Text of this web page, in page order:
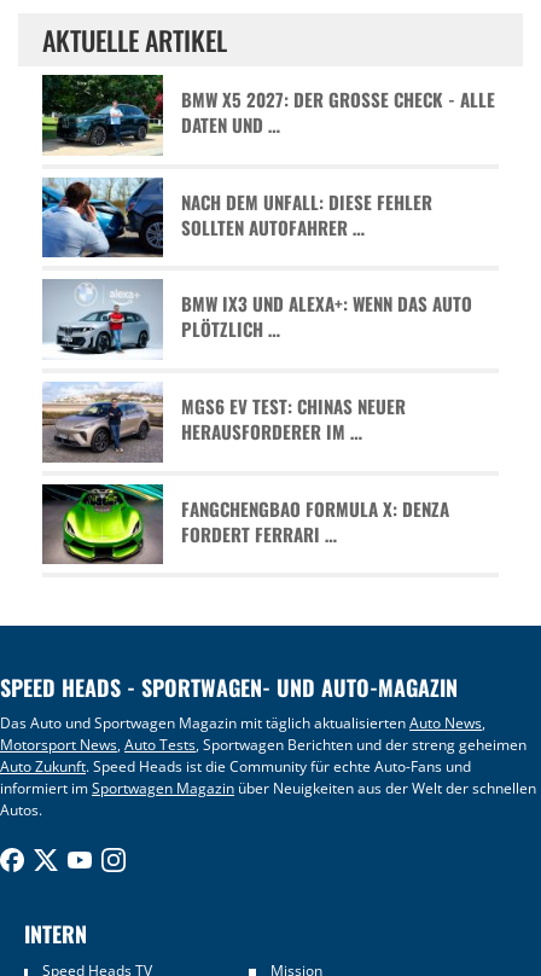
AKTUELLE ARTIKEL
BMW X5 2027: DER GROSSE CHECK - ALLE D
ATEN UND …
NACH DEM UNFALL: DIESE FEHLER
SOLLTEN AUTOFAHRER …
BMW IX3 UND ALEXA+: WENN DAS AUTO
PLÖTZLICH …
MGS6 EV TEST: CHINAS NEUER
HERAUSFORDERER IM …
FANGCHENGBAO FORMULA X: DENZA
FORDERT FERRARI …
SPEED HEADS - SPORTWAGEN- UND AUTO-MAGAZIN
Das Auto und Sportwagen Magazin mit täglich aktualisiertenAuto News,
Motorsport News,Auto Tests, Sportwagen Berichten und der streng geheimen
Auto Zukunft. Speed Heads ist die Community für echte Auto-Fans und
informiert imSportwagen Magazin über Neuigkeiten aus der Welt der schnellen
Autos.
INTERN
Speed Heads TV Mission